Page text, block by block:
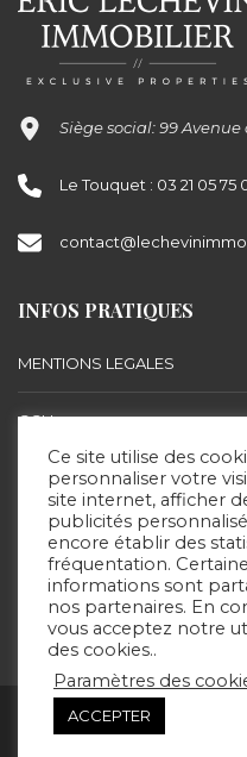
Siège social: 99 Avenue
Le Touquet : 03 21 05 75
INFOS PRATIQUES
MENTIONS LEGALES
CGU
BARÈME D’HONORAIRES
SUIVEZ-NOUS
Copyright & copies. 2020 ©
DROITS
Ce site utilise des
personnaliser votre
site internet, afficher
publicités
encore établir des
fréquentation.
informations sont
nos partenaires. En
vous acceptez notre
des cookies..
Paramètres des
ACCEPTER